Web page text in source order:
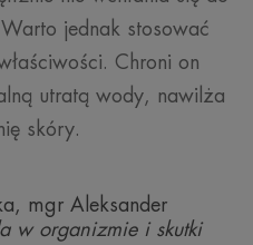
jednak stosować
Chroni on
utratą wody, nawilża
skóry.
mgr Aleksander
w organizmie i skutki